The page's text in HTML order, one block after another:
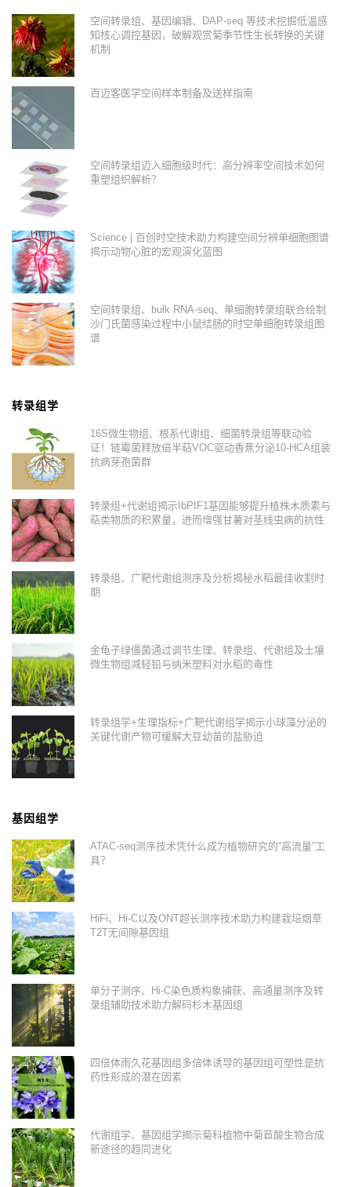
空间转录组、基因编辑、DAP-seq 等技术挖掘低温感
知核心调控基因，破解观赏菊季节性生长转换的关键
机制
百迈客医学空间样本制备及送样指南
空间转录组迈入细胞级时代：高分辨率空间技术如何
重塑组织解析？
Science | 百创时空技术助力构建空间分辨单细胞图谱
揭示动物心脏的宏观演化蓝图
空间转录组、bulk RNA-seq、单细胞转录组联合绘制
沙门氏菌感染过程中小鼠结肠的时空单细胞转录组图
谱
转录组学
16S微生物组、根系代谢组、细菌转录组等联动验
证！链霉菌释放倍半萜VOC驱动香蕉分泌10-HCA组装
抗病芽孢菌群
转录组+代谢组揭示IbPIF1基因能够提升植株木质素与
萜类物质的积累量，进而增强甘薯对茎线虫病的抗性
转录组、广靶代谢组测序及分析揭秘水稻最佳收割时
期
金龟子绿僵菌通过调节生理、转录组、代谢组及土壤
微生物组减轻铅与纳米塑料对水稻的毒性
转录组学+生理指标+广靶代谢组学揭示小球藻分泌的
关键代谢产物可缓解大豆幼苗的盐胁迫
基因组学
ATAC-seq测序技术凭什么成为植物研究的“高流量”工
具？
HiFi、Hi-C以及ONT超长测序技术助力构建栽培烟草
T2T无间隙基因组
单分子测序、Hi-C染色质构象捕获、高通量测序及转
录组辅助技术助力解码杉木基因组
四倍体雨久花基因组多倍体诱导的基因组可塑性是抗
药性形成的潜在因素
代谢组学、基因组学揭示菊科植物中菊苣酸生物合成
新途径的趋同进化